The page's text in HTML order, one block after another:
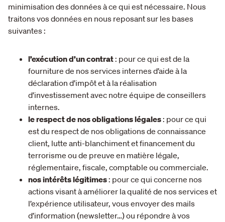
minimisation des données à ce qui est nécessaire. Nous
traitons vos données en nous reposant sur les bases
suivantes :
l’exécution d’un contrat: pour ce qui est de la
fourniture de nos services internes d’aide à la
déclaration d’impôt et à la réalisation
d’investissement avec notre équipe de conseillers
internes.
le respect de nos obligations légales: pour ce qui
est du respect de nos obligations de connaissance
client, lutte anti-blanchiment et financement du
terrorisme ou de preuve en matière légale,
réglementaire, fiscale, comptable ou commerciale.
nos intérêts légitimes: pour ce qui concerne nos
actions visant à améliorer la qualité de nos services et
l’expérience utilisateur, vous envoyer des mails
d’information (newsletter…) ou répondre à vos